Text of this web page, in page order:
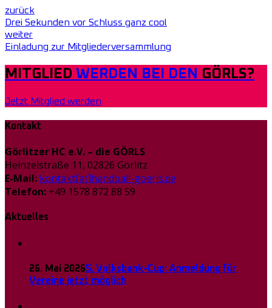
zurück
Drei Sekunden vor Schluss ganz cool
weiter
Einladung zur Mitgliederversammlung
MITGLIED WERDEN BEI DEN GÖRLS?
Jetzt Mitglied werden
Kontakt
Görlitzer HC e.V. – die GÖRLS
Heinzelstraße 11, 02826 Görlitz
E-Mail: kontakt[at]handball-goerls.de
Telefon: +49 1578 872 88 59
Aktuelles
26. Mai 20265. Volksbank-Cup: Anmeldung für
Vereine jetzt möglich